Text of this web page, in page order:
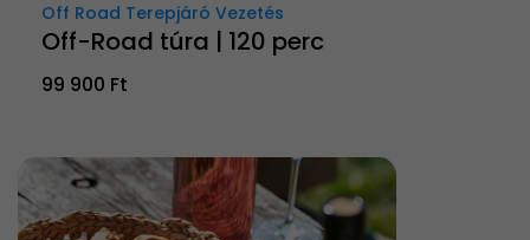
Off Road Terepjáró Vezetés
Off-Road túra | 120 perc
99 900 Ft